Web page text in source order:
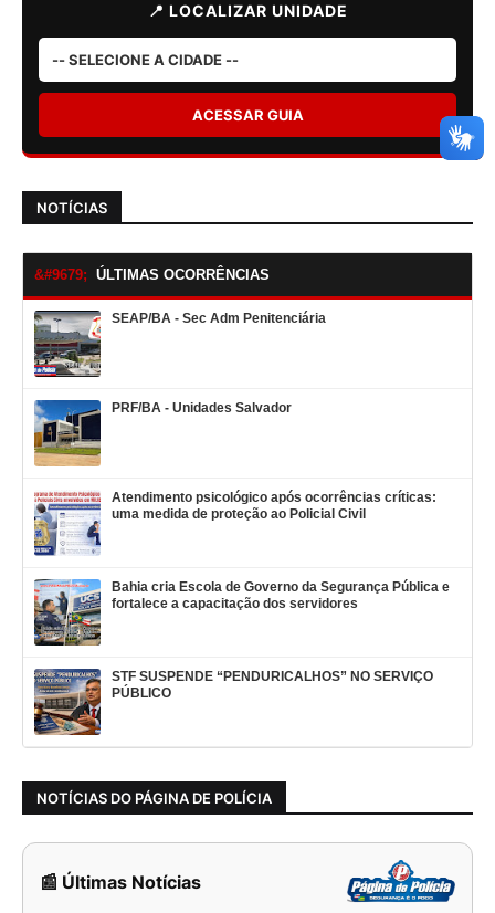
📍 LOCALIZAR UNIDADE
ACESSAR GUIA
NOTÍCIAS
ÚLTIMAS OCORRÊNCIAS
SEAP/BA - Sec Adm Penitenciária
PRF/BA - Unidades Salvador
Atendimento psicológico após ocorrências críticas:
uma medida de proteção ao Policial Civil
Bahia cria Escola de Governo da Segurança Pública e
fortalece a capacitação dos servidores
STF SUSPENDE “PENDURICALHOS” NO SERVIÇO
PÚBLICO
NOTÍCIAS DO PÁGINA DE POLÍCIA
📰 Últimas Notícias